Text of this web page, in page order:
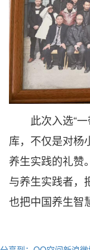
此次入选“一
库，不仅是对杨
养生实践的礼赞
与养生实践者，
也把中国养生智